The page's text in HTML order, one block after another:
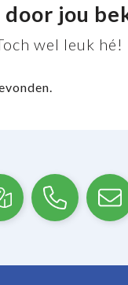
jou
wel leuk hé!